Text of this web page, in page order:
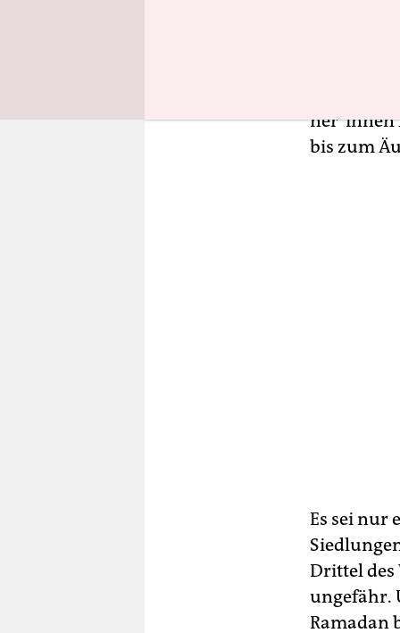
rechten
ne­r*in­nen
bis zum
Es sei nur
Drittel des
ungefähr.
Ramadan